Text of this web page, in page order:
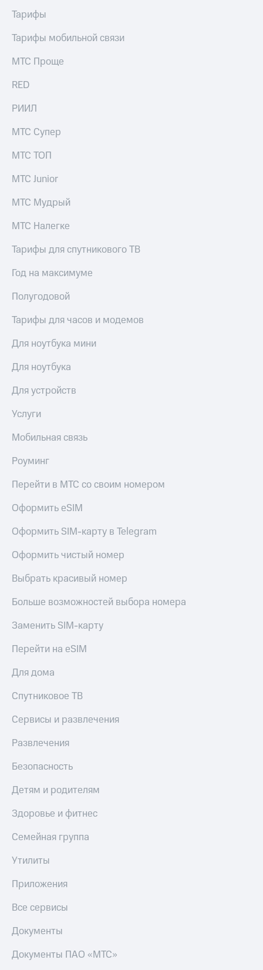
Тарифы
Тарифы мобильной связи
МТС Проще
RED
РИИЛ
МТС Супер
МТС ТОП
МТС Junior
МТС Мудрый
МТС Налегке
Тарифы для спутникового ТВ
Год на максимуме
Полугодовой
Тарифы для часов и модемов
Для ноутбука мини
Для ноутбука
Для устройств
Услуги
Мобильная связь
Роуминг
Перейти в МТС со своим номером
Оформить eSIM
Оформить SIM-карту в Telegram
Оформить чистый номер
Выбрать красивый номер
Больше возможностей выбора номера
Заменить SIM-карту
Перейти на eSIM
Для дома
Спутниковое ТВ
Сервисы и развлечения
Развлечения
Безопасность
Детям и родителям
Здоровье и фитнес
Семейная группа
Утилиты
Приложения
Все сервисы
Документы
Документы ПАО «МТС»